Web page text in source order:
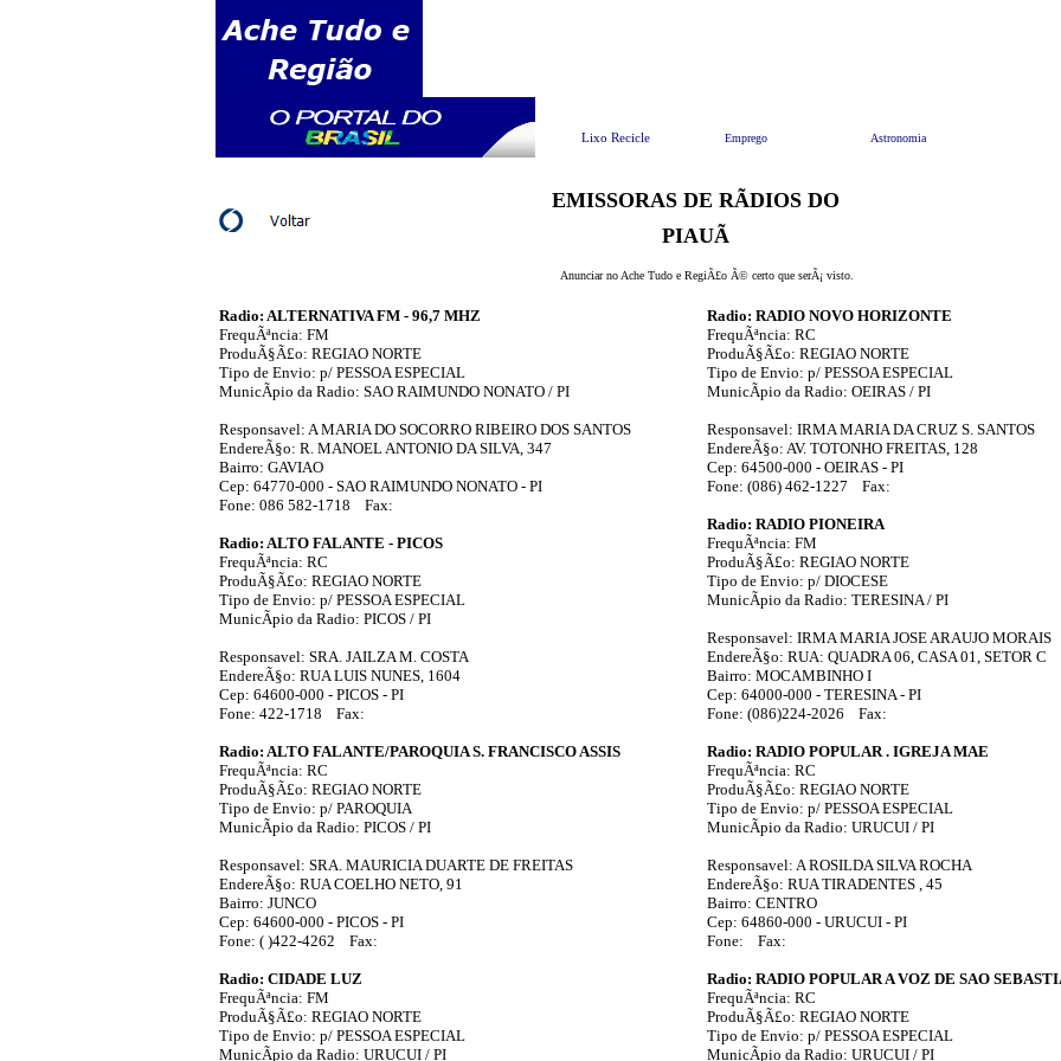
Lixo Recicle Emprego Astronomia
EMISSORAS DE RÃDIOS DO
PIAUÃ
Anunciar no Ache Tudo e RegiÃ£o Ã© certo que serÃ¡ visto.
Radio: ALTERNATIVA FM - 96,7 MHZ
FrequÃªncia: FM
ProduÃ§Ã£o: REGIAO NORTE
Tipo de Envio: p/ PESSOA ESPECIAL
MunicÃ­pio da Radio: SAO RAIMUNDO NONATO / PI
Responsavel: A MARIA DO SOCORRO RIBEIRO DOS SANTOS
EndereÃ§o: R. MANOEL ANTONIO DA SILVA, 347
Bairro: GAVIAO
Cep: 64770-000 - SAO RAIMUNDO NONATO - PI
Fone: 086 582-1718 Fax:
Radio: ALTO FALANTE - PICOS
FrequÃªncia: RC
ProduÃ§Ã£o: REGIAO NORTE
Tipo de Envio: p/ PESSOA ESPECIAL
MunicÃ­pio da Radio: PICOS / PI
Responsavel: SRA. JAILZA M. COSTA
EndereÃ§o: RUA LUIS NUNES, 1604
Cep: 64600-000 - PICOS - PI
Fone: 422-1718 Fax:
Radio: ALTO FALANTE/PAROQUIA S. FRANCISCO ASSIS
FrequÃªncia: RC
ProduÃ§Ã£o: REGIAO NORTE
Tipo de Envio: p/ PAROQUIA
MunicÃ­pio da Radio: PICOS / PI
Responsavel: SRA. MAURICIA DUARTE DE FREITAS
EndereÃ§o: RUA COELHO NETO, 91
Bairro: JUNCO
Cep: 64600-000 - PICOS - PI
Fone: ( )422-4262 Fax:
Radio: CIDADE LUZ
FrequÃªncia: FM
ProduÃ§Ã£o: REGIAO NORTE
Tipo de Envio: p/ PESSOA ESPECIAL
MunicÃ­pio da Radio: URUCUI / PI
Radio: RADIO NOVO HORIZONTE
FrequÃªncia: RC
ProduÃ§Ã£o: REGIAO NORTE
Tipo de Envio: p/ PESSOA ESPECIAL
MunicÃ­pio da Radio: OEIRAS / PI
Responsavel: IRMA MARIA DA CRUZ S. SANTOS
EndereÃ§o: AV. TOTONHO FREITAS, 128
Cep: 64500-000 - OEIRAS - PI
Fone: (086) 462-1227 Fax:
Radio: RADIO PIONEIRA
FrequÃªncia: FM
ProduÃ§Ã£o: REGIAO NORTE
Tipo de Envio: p/ DIOCESE
MunicÃ­pio da Radio: TERESINA / PI
Responsavel: IRMA MARIA JOSE ARAUJO MORAIS
EndereÃ§o: RUA: QUADRA 06, CASA 01, SETOR C
Bairro: MOCAMBINHO I
Cep: 64000-000 - TERESINA - PI
Fone: (086)224-2026 Fax:
Radio: RADIO POPULAR . IGREJA MAE
FrequÃªncia: RC
ProduÃ§Ã£o: REGIAO NORTE
Tipo de Envio: p/ PESSOA ESPECIAL
MunicÃ­pio da Radio: URUCUI / PI
Responsavel: A ROSILDA SILVA ROCHA
EndereÃ§o: RUA TIRADENTES , 45
Bairro: CENTRO
Cep: 64860-000 - URUCUI - PI
Fone: Fax:
Radio: RADIO POPULAR A VOZ DE SAO
FrequÃªncia: RC
ProduÃ§Ã£o: REGIAO NORTE
Tipo de Envio: p/ PESSOA ESPECIAL
MunicÃ­pio da Radio: URUCUI / PI